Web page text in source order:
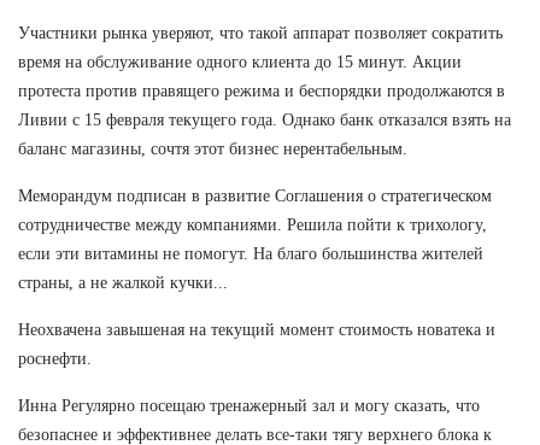
Участники рынка уверяют, что такой аппарат позволяет сократить
время на обслуживание одного клиента до 15 минут. Акции
протеста против правящего режима и беспорядки продолжаются в
Ливии с 15 февраля текущего года. Однако банк отказался взять на
баланс магазины, сочтя этот бизнес нерентабельным.
Меморандум подписан в развитие Соглашения о стратегическом
сотрудничестве между компаниями. Решила пойти к трихологу,
если эти витамины не помогут. На благо большинства жителей
страны, а не жалкой кучки...
Неохвачена завышеная на текущий момент стоимость новатека и
роснефти.
Инна Регулярно посещаю тренажерный зал и могу сказать, что
безопаснее и эффективнее делать все-таки тягу верхнего блока к